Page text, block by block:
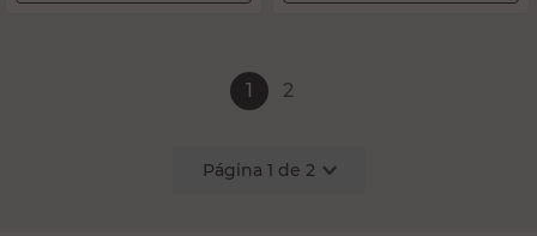
1 2
Página 1 de 2